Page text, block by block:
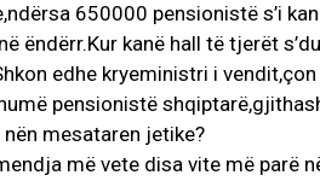
650000 pensionistë s’i
ëndërr.Kur kanë hall të tjerët
edhe kryeministri i
pensionistë
nën mesataren jetike?
më vete disa vite më parë